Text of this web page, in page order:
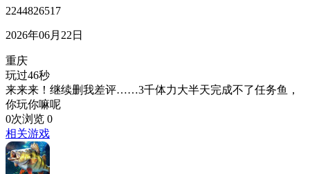
2244826517
2026年06月22日
重庆
玩过46秒
来来来！继续删我差评……3千体力大半天完成不了任务鱼，
你玩你嘛呢
0次浏览 0
相关游戏